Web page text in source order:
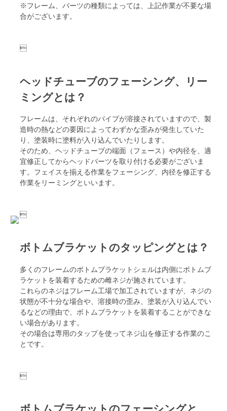
※フレーム、パーツの種類によっては、上記作業が不要な場
合がございます。

ヘッドチューブのフェーシング、リー
ミングとは？
フレームは、それぞれのパイプが溶接されていますので、製
造時の熱などの要因によってわずかな歪みが発生していた
り、塗装時に塗料が入り込んでいたりします。
そのため、ヘッドチューブの端面（フェース）や内径を、適
宜修正してからヘッドパーツを取り付ける必要がございま
す。フェイスを揃える作業をフェーシング、内径を修正する
作業をリーミングといいます。

ボトムブラケットのタッピングとは？
多くのフレームのボトムブラケットシェルは内側にボトムブ
ラケットを装着するための雌ネジが施されています。
これらのネジはフレーム工場で加工されていますが、ネジの
状態が不十分な場合や、溶接時の歪み、塗装が入り込んでい
るなどの理由で、ボトムブラケットを装着することができな
い場合があります。
その場合は専用のタップを使ってネジ山を修正する作業のこ
とです。
